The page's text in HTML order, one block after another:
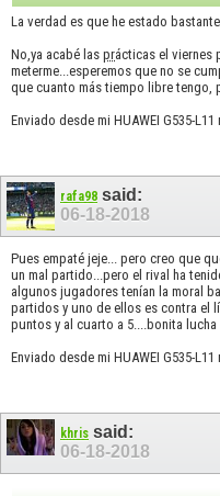
La verdad es que he estado
No,ya acabé las prácticas el viernes
meterme...esperemos que no se
que cuanto más tiempo libre tengo,
Enviado desde mi HUAWEI G535-
rafa98 said:
06-18-2018
Pues empaté jeje... pero creo que
un mal partido...pero el rival ha
algunos jugadores tenían la moral
partidos y uno de ellos es contra el
puntos y al cuarto a 5....bonita lucha
Enviado desde mi HUAWEI G535-
khris said:
06-18-2018